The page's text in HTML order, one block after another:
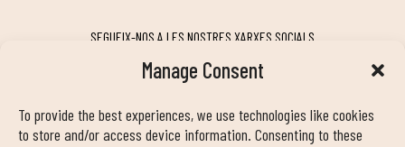
Manage Consent
To provide the best experiences, we use technologies like cookies
to store and/or access device information. Consenting to these
SEGUEIX-NOS A LES NOSTRES XARXES SOCIALS
MY DUIN APP